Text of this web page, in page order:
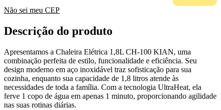
Não sei meu CEP
Descrição do produto
Apresentamos a Chaleira Elétrica 1,8L CH-100 KIAN, uma
combinação perfeita de estilo, funcionalidade e eficiência. Seu
design moderno em aço inoxidável traz sofisticação para sua
cozinha, enquanto sua capacidade de 1,8 litros atende às
necessidades de toda a família. Com a tecnologia UltraHeat, ela
ferve 1 copo de água em apenas 1 minuto, proporcionando agilidade
nas suas rotinas diárias.